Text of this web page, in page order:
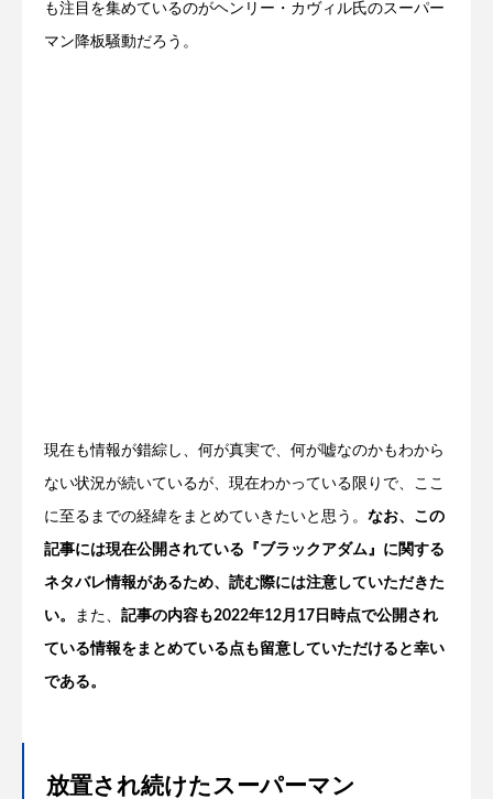
も注目を集めているのがヘンリー・カヴィル氏のスーパー
マン降板騒動だろう。
現在も情報が錯綜し、何が真実で、何が嘘なのかもわから
ない状況が続いているが、現在わかっている限りで、ここ
に至るまでの経緯をまとめていきたいと思う。 なお、この
記事には現在公開されている『ブラックアダム』に関する
ネタバレ情報があるため、読む際には注意していただきた
い。 また、 記事の内容も2022年12月17日時点で公開され
ている情報をまとめている点も留意していただけると幸い
である。
放置され続けたスーパーマン